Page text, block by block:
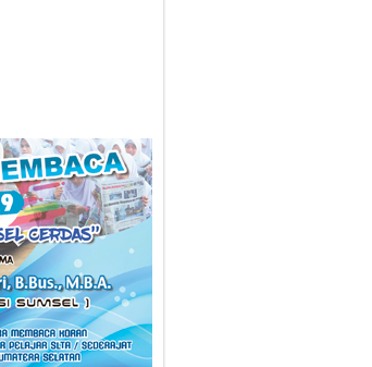
Gotong Royong Bersama Warga